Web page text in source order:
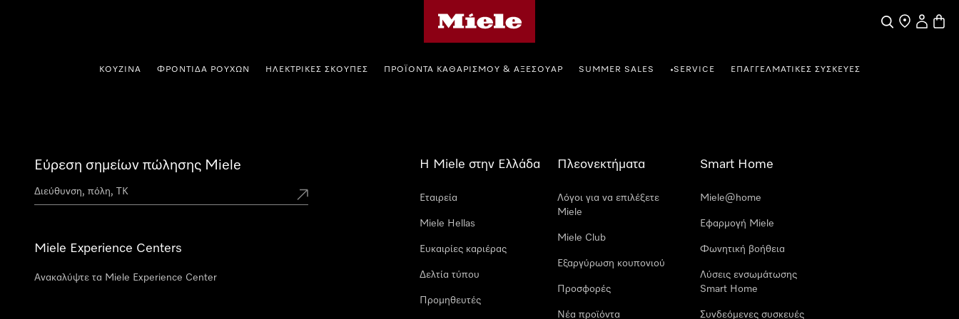
Αναζήτηση
Εύρεση
Ο
ΚΟΥΖΊΝΑ ΦΡΟΝΤΊΔΑ ΡΟΎΧΩΝ ΗΛΕΚΤΡΙΚΈΣ ΣΚΟΎΠΕΣ ΠΡΟΪΌΝΤΑ ΚΑΘΑΡΙΣΜΟΎ & ΑΞΕΣΟΥΆΡ SUMMER SALES •SERVICE ΕΠΑΓΓΕΛΜΑΤΙΚΈΣ ΣΥΣΚΕΥΈΣ
Εύρεση σημείων πώλησης Miele
Miele Experience Centers
Ανακαλύψτε τα Miele Experience Center
Η Miele στην Ελλάδα
Εταιρεία
Miele Hellas
Ευκαιρίες καριέρας
Δελτία τύπου
Προμηθευτές
Πλεονεκτήματα
Λόγοι για να επιλέξετε
Miele
Miele Club
Εξαργύρωση κουπονιού
Προσφορές
Νέα προϊόντα
Smart Home
Miele@home
Εφαρμογή Miele
Φωνητική βοήθεια
Λύσεις ενσωμάτωσης
Smart Home
Συνδεόμενες συσκευές